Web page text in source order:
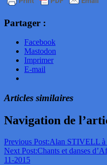
Partager :
Facebook
Mastodon
Imprimer
E-mail
Articles similaires
Navigation de
Previous Post:Alan STIVELL à
Next Post:Chants et danses
11-2015